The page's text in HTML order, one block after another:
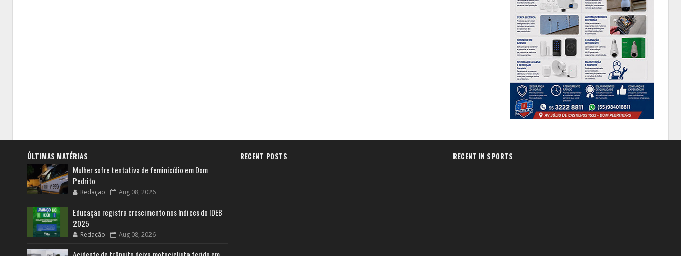
ÚLTIMAS MATÉRIAS
Mulher sofre tentativa de feminicídio em Dom
Pedrito
Redação Aug 08, 2026
Educação registra crescimento nos índices do IDEB
2025
Redação Aug 08, 2026
RECENT POSTS RECENT IN SPORTS